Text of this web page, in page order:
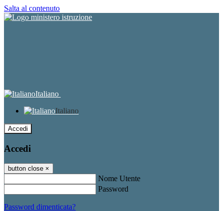
Salta al contenuto
Italiano
Italiano
Accedi
Accedi
button close ×
Nome Utente
Password
Password dimenticata?